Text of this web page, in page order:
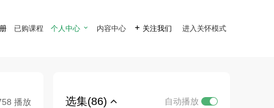
已购课程 个人中心  内容中心  关注我们 进入关怀模式
播放 选集(86) 自动播放